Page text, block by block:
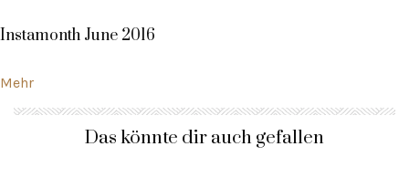
Instamonth June 2016
Mehr
Das könnte dir auch gefallen